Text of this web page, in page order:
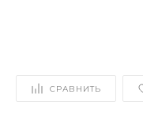
СРАВНИТЬ